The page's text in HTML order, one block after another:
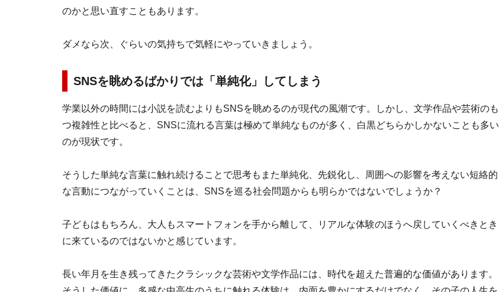
のかと思い直すこともあります。
ダメなら次、ぐらいの気持ちで気軽にやっていきましょう。
SNSを眺めるばかりでは「単純化」してしまう
学業以外の時間には小説を読むよりもSNSを眺めるのが現代の風潮です。しかし、文学作品や芸術のも
つ複雑性と比べると、SNSに流れる言葉は極めて単純なものが多く、白黒どちらかしかないことも多い
のが現状です。
そうした単純な言葉に触れ続けることで思考もまた単純化、先鋭化し、周囲への影響を考えない短絡的
な言動につながっていくことは、SNSを巡る社会問題からも明らかではないでしょうか？
子どもはもちろん、大人もスマートフォンを手から離して、リアルな体験のほうへ戻していくべきとき
に来ているのではないかと感じています。
長い年月を生き残ってきたクラシックな芸術や文学作品には、時代を超えた普遍的な価値があります。